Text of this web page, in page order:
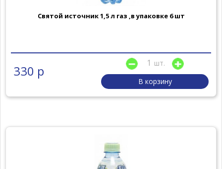
Святой источник 1,5 л газ ,в упаковке 6 шт
330 р
шт.
В корзину